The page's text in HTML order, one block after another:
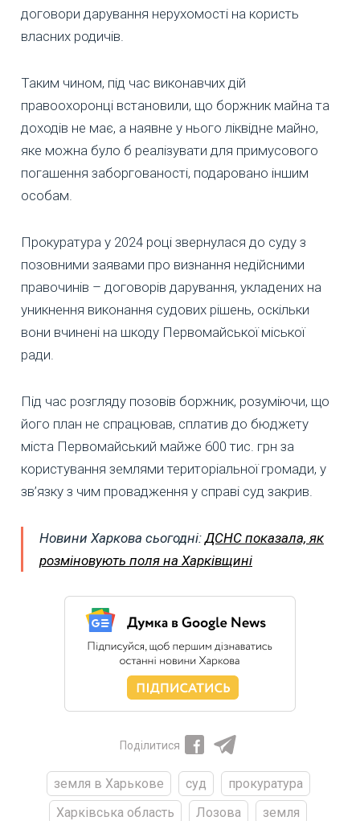
договори дарування нерухомості на користь
власних родичів.
Таким чином, під час виконавчих дій
правоохоронці встановили, що боржник майна та
доходів не має, а наявне у нього ліквідне майно,
яке можна було б реалізувати для примусового
погашення заборгованості, подаровано іншим
особам.
Прокуратура у 2024 році звернулася до суду з
позовними заявами про визнання недійсними
правочинів – договорів дарування, укладених на
уникнення виконання судових рішень, оскільки
вони вчинені на шкоду Первомайської міської
ради.
Під час розгляду позовів боржник, розуміючи, що
його план не спрацював, сплатив до бюджету
міста Первомайський майже 600 тис. грн за
користування землями територіальної громади, у
зв’язку з чим провадження у справі суд закрив.
Новини Харкова сьогодні: ДСНС показала, як
розміновують поля на Харківщині
Поділитися
земля в Харькове суд
прокуратура
Харківська область
Лозова
земля